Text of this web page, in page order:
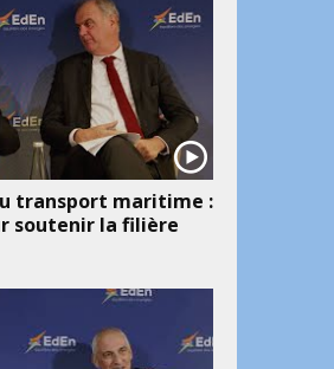
transport maritime :
soutenir la filière